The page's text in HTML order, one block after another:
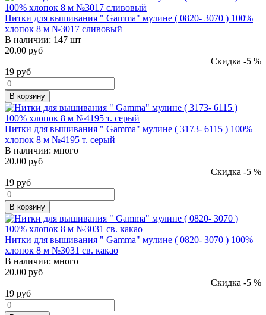
Нитки для вышивания " Gamma" мулине ( 0820- 3070 ) 100%
хлопок 8 м №3017 сливовый
В наличии: 147 шт
20.00 руб
Скидка -5 %
19 руб
В корзину
Нитки для вышивания " Gamma" мулине ( 3173- 6115 ) 100%
хлопок 8 м №4195 т. серый
В наличии: много
20.00 руб
Скидка -5 %
19 руб
В корзину
Нитки для вышивания " Gamma" мулине ( 0820- 3070 ) 100%
хлопок 8 м №3031 св. какао
В наличии: много
20.00 руб
Скидка -5 %
19 руб